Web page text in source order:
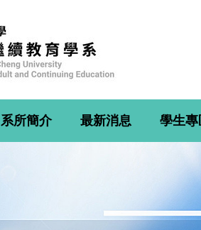
系所簡介 最新消息 學生專